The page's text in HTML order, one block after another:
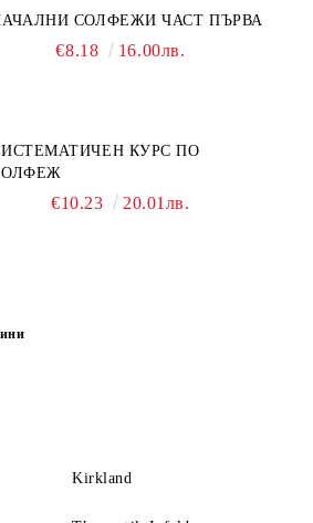
СОЛФЕЖИ ЧАСТ ПЪРВА
€8.18 16.00лв.
КУРС ПО
€10.23 20.01лв.
Kirkland